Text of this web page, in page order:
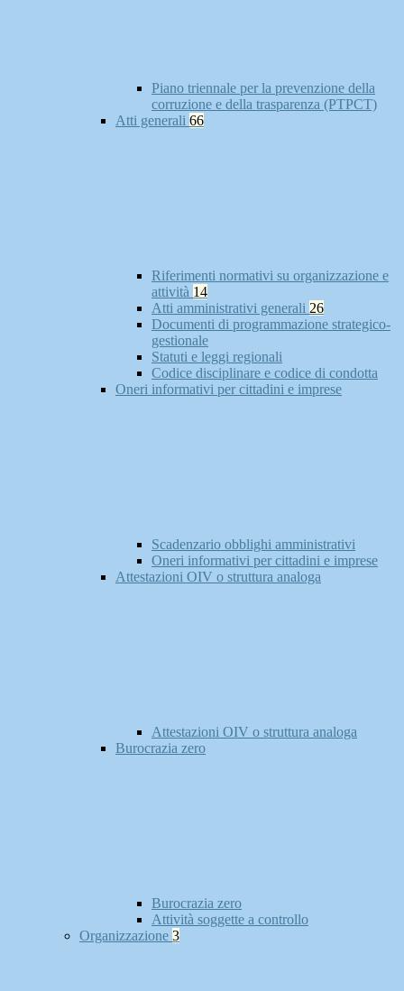
Piano triennale per la prevenzione della
corruzione e della trasparenza (PTPCT)
Atti generali 66
Riferimenti normativi su organizzazione e
attività 14
Atti amministrativi generali 26
Documenti di programmazione strategico-
gestionale
Statuti e leggi regionali
Codice disciplinare e codice di condotta
Oneri informativi per cittadini e imprese
Scadenzario obblighi amministrativi
Oneri informativi per cittadini e imprese
Attestazioni OIV o struttura analoga
Attestazioni OIV o struttura analoga
Burocrazia zero
Burocrazia zero
Attività soggette a controllo
Organizzazione 3